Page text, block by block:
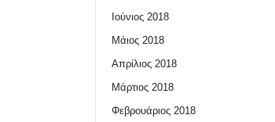
Ιούνιος 2018
Μάιος 2018
Απρίλιος 2018
Μάρτιος 2018
Φεβρουάριος 2018